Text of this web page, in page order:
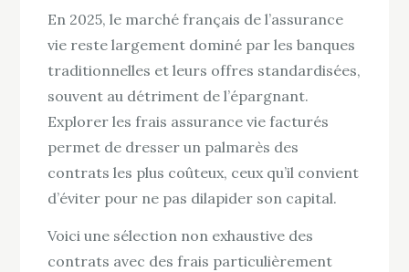
En 2025, le marché français de l’assurance
vie reste largement dominé par les banques
traditionnelles et leurs offres standardisées,
souvent au détriment de l’épargnant.
Explorer les frais assurance vie facturés
permet de dresser un palmarès des
contrats les plus coûteux, ceux qu’il convient
d’éviter pour ne pas dilapider son capital.
Voici une sélection non exhaustive des
contrats avec des frais particulièrement